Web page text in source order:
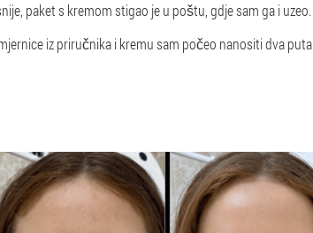
paket s kremom stigao je u poštu, gdje sam ga i uzeo.
iz priručnika i kremu sam počeo nanositi dva puta